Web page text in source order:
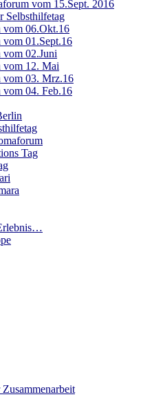
vom 15.Sept. 2016
Selbsthilfetag
vom 06.Okt.16
01.Sept.16
vom 02.Juni
vom 12. Mai
vom 03. Mrz.16
vom 04. Feb.16
Tag